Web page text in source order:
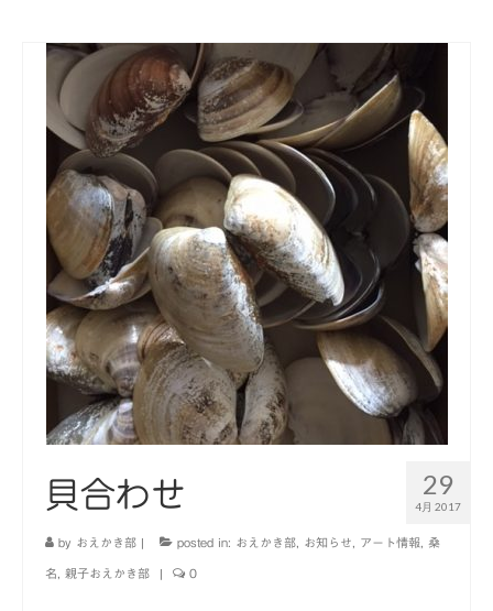
29
4月 2017
貝合わせ
by おえかき部 | posted in: おえかき部 お知らせ アート情報 桑
名 親子おえかき部 | 0